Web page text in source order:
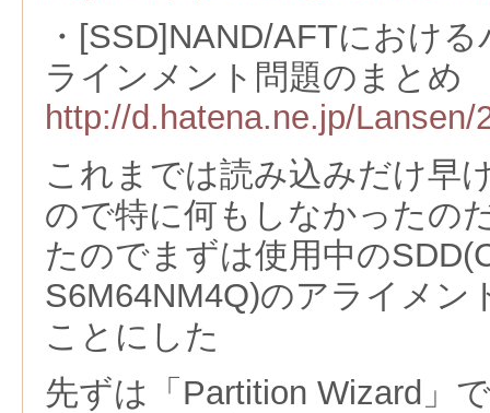
・[SSD]NAND/AFTにおけ
ラインメント問題のまとめ
http://d.hatena.ne.jp/Lansen/
これまでは読み込みだけ早
ので特に何もしなかったの
たのでまずは使用中の
S6M64NM4Q)のアライメン
ことにした
先ずは「Partition Wizard」